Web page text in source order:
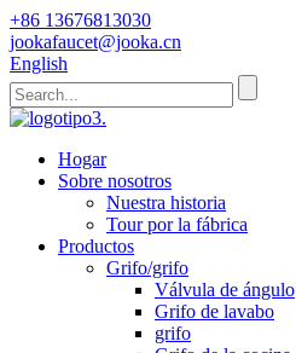
+86 13676813030
jookafaucet@jooka.cn
English
Hogar
Sobre nosotros
Nuestra historia
Tour por la fábrica
Productos
Grifo/grifo
Válvula de ángulo
Grifo de lavabo
grifo